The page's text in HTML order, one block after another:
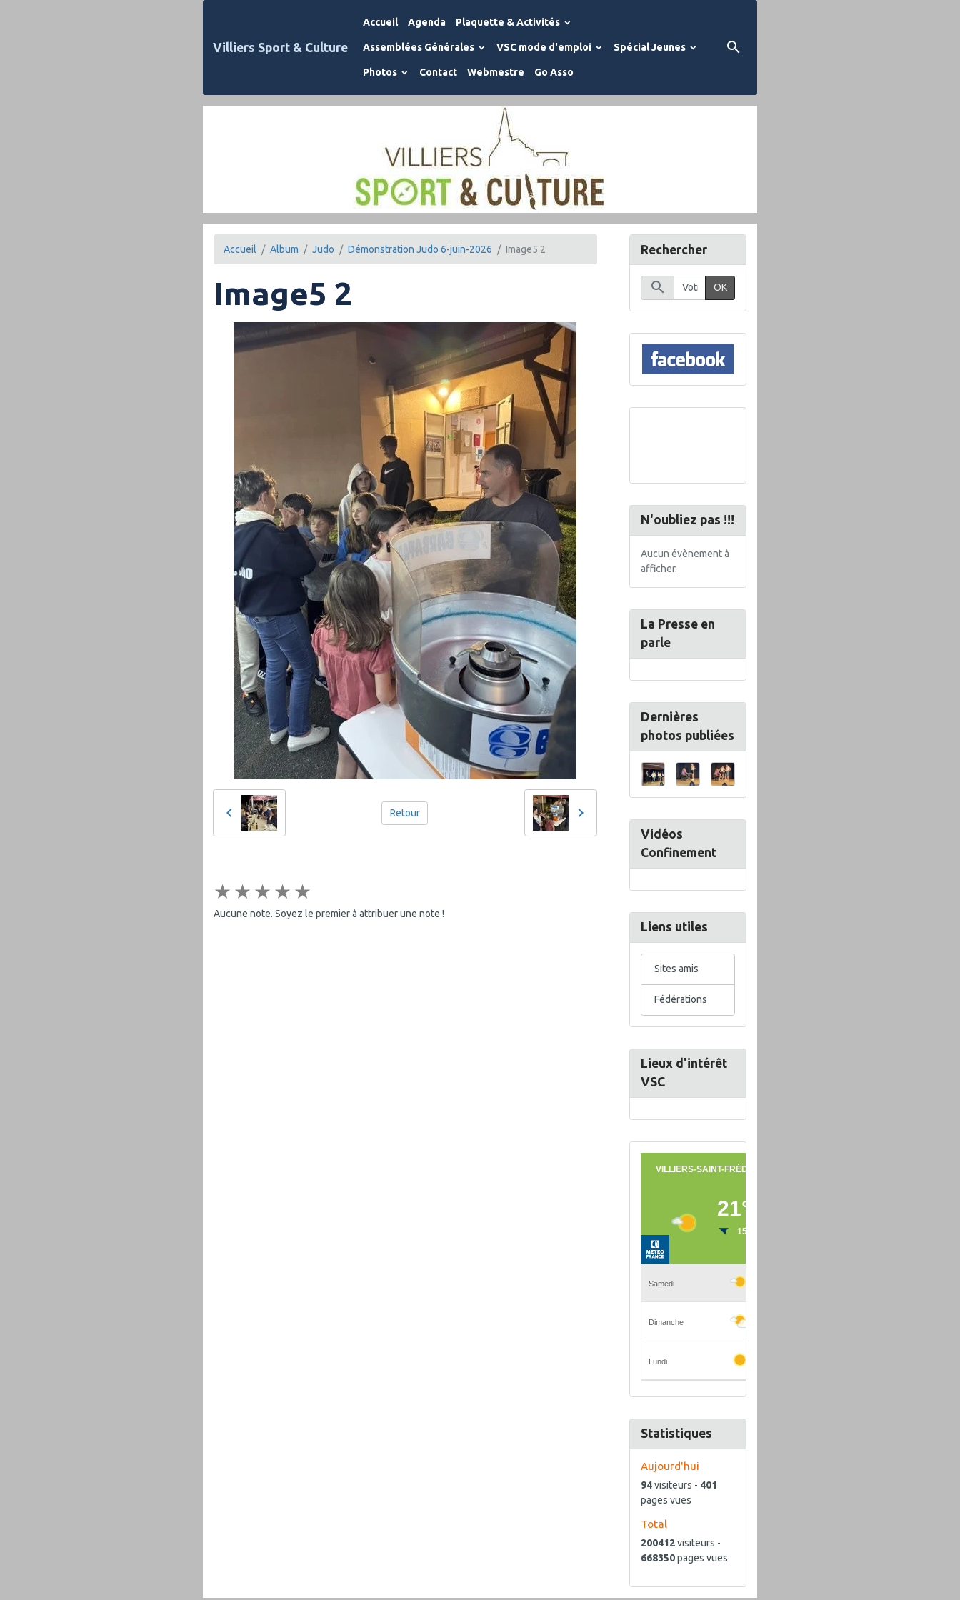
Villiers Sport & Culture
Accueil Agenda Plaquette & Activités
Assemblées Générales VSC mode d'emploi Spécial Jeunes
Photos Contact Webmestre Go Asso
Accueil Album Judo Démonstration Judo 6-juin-2026 Image5 2
Image5 2
Retour
★ ★ ★ ★ ★
Aucune note. Soyez le premier à attribuer une note !
Rechercher
OK
N'oubliez pas !!!
Aucun évènement à
afficher.
La Presse en
parle
Dernières
photos publiées
Vidéos
Confinement
Liens utiles
Sites amis
Fédérations
Lieux d'intérêt
VSC
Statistiques
Aujourd'hui
94visiteurs - 401
pages vues
Total
200412visiteurs -
668350pages vues